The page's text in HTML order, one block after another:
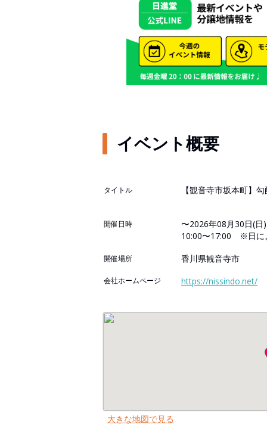
イベント概要
タイトル 【観音寺市坂本町】
開催日時
〜2026年08月30日(日)
10:00〜17:00 ※日に
開催場所 香川県観音寺市
会社ホームページ https://nissindo.net/
大きな地図で見る